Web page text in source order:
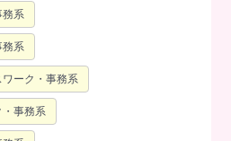
務系
務系
ーク・事務系
・事務系